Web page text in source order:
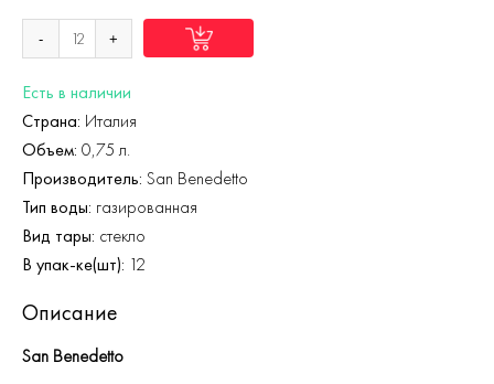
- +
Есть в наличии
Страна: Италия
Объем: 0,75 л.
Производитель: San Benedetto
Тип воды: газированная
Вид тары: стекло
В упак-ке(шт): 12
Описание
San Benedetto